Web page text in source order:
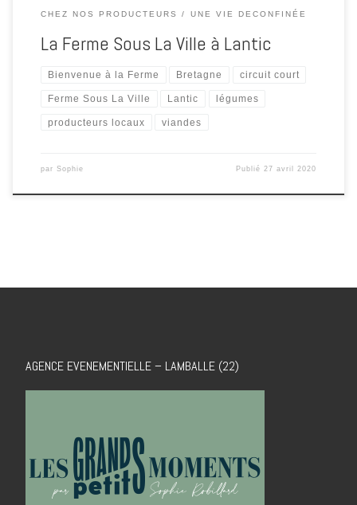
CHEZ NOS PRODUCTEURS UNE VIE DECONFINÉE
La Ferme Sous La Ville à Lantic
Bienvenue à la Ferme Bretagne circuit court
Ferme Sous La Ville Lantic légumes
producteurs locaux viandes
par Sophie Publié27 avril 2020
AGENCE EVENEMENTIELLE – LAMBALLE (22)